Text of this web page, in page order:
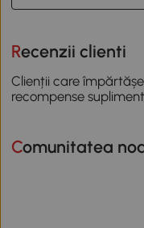
Recenzii clienti
Clienții care
recompense
Comunitatea